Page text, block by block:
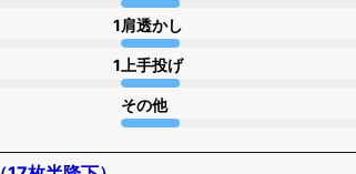
1
1
肩透かし
上手投げ
その他